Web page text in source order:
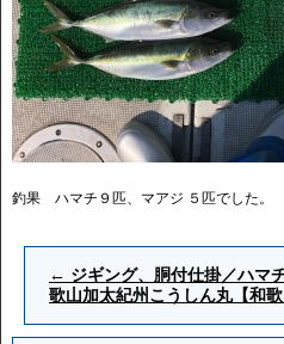
釣果 ハマチ９匹、マアジ ５匹でした。
← ジギング、胴付仕掛／ハマ
歌山加太紀州こうしん丸【和